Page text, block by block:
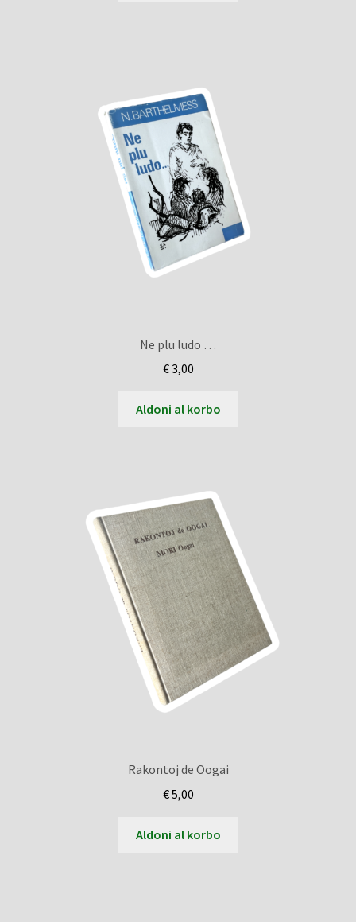
Ne plu ludo …
€3,00
Aldoni al korbo
Rakontoj de Oogai
€5,00
Aldoni al korbo